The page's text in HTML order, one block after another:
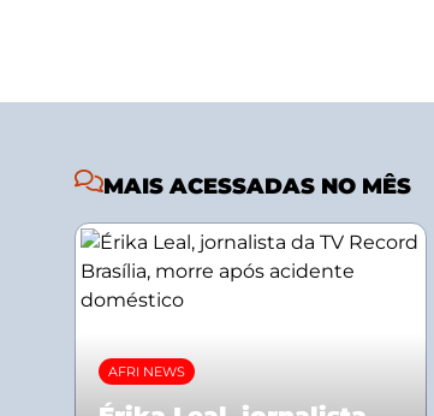
MAIS ACESSADAS NO MÊS
AFRI NEWS